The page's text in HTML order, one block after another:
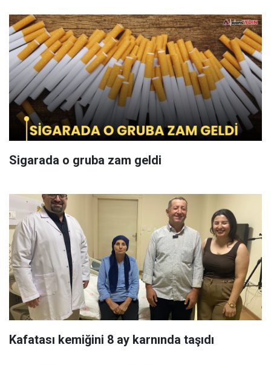
Sigarada o gruba zam geldi
Kafatası kemiğini 8 ay karnında taşıdı